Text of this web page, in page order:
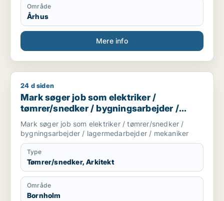
Område
Århus
Mere info
Mark søger job som elektriker / tømrer/snedker /
24 d siden
Mark søger job som elektriker /
tømrer/snedker / bygningsarbejder /
lagermedarbejder / mekaniker
Mark søger job som elektriker / tømrer/snedker /
bygningsarbejder / lagermedarbejder / mekaniker
Type
Tømrer/snedker, Arkitekt
Område
Bornholm